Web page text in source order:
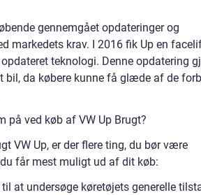
gennemgået opdateringer og
markedets krav. I 2016 fik Up en
teknologi. Denne opdatering
bil, da købere kunne få glæde af de
ved køb af VW Up Brugt?
VW Up, er der flere ting, du bør være
får mest muligt ud af dit køb:
at undersøge køretøjets generelle